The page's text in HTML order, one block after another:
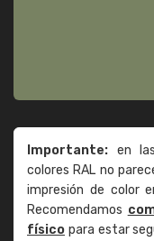
Importante: en
colores RAL no
impresión de color
Recomendamos
físico para estar